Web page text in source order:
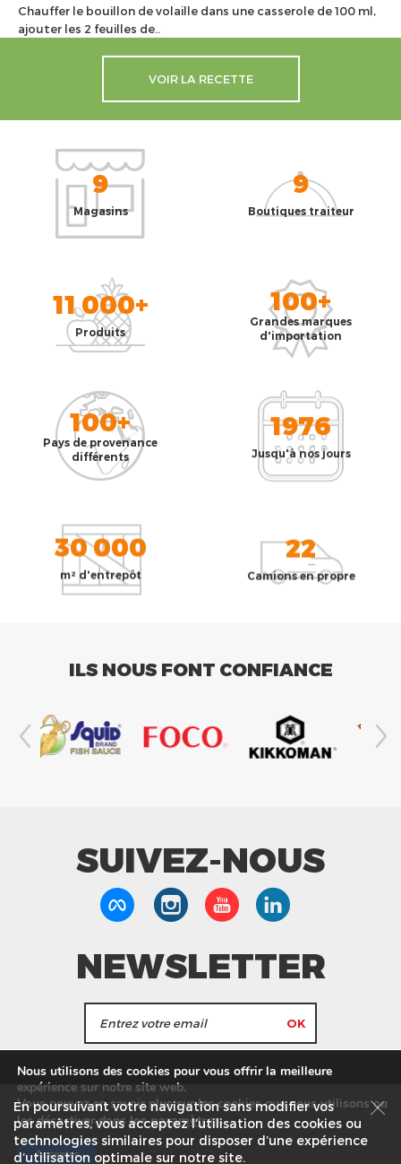
Chauffer le bouillon de volaille dans une casserole de 100 ml,
ajouter les 2 feuilles de..
VOIR LA RECETTE
9
Magasins
9
Boutiques traiteur
11 000+
Produits
100+
Grandes marques
d'importation
100+
Pays de provenance
différents
1976
Jusqu'à nos jours
30 000
m² d'entrepôt
22
Camions en propre
ILS NOUS FONT CONFIANCE
SUIVEZ-NOUS
NEWSLETTER
informations de Tang Frères.
Nos Magasins Service commercial
Recrutement
Plan du site
Mentions légales
© Tang Frères 2026
En poursuivant votre navigation sans modifier vos
paramètres, vous acceptez l’utilisation des cookies ou
technologies similaires pour disposer d’une expérience
d’utilisation optimale sur notre site.
Nous utilisons des cookies pour vous offrir la meilleure
expérience sur notre site web.
Vous pouvez en savoir plus sur les cookies que nous utilisons ou
les désactiver dans lesparamètres.
Accepter